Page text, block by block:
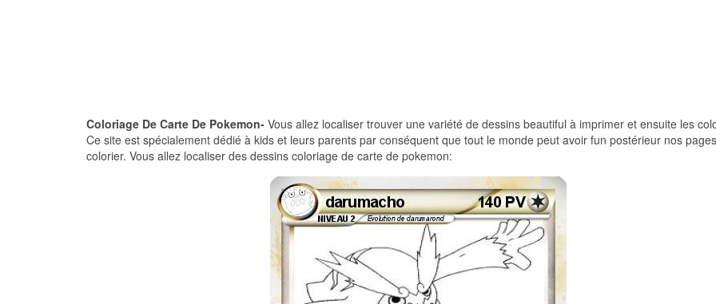
Coloriage De Carte De Pokemon- Vous allez localiser trouver une variété de dessins beautiful à imprimer et ensuite les
Ce site est spécialement dédié à kids et leurs parents par conséquent que tout le monde peut avoir fun postérieur nos
colorier. Vous allez localiser des dessins coloriage de carte de pokemon: